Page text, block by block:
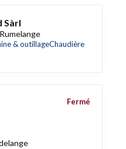
Sàrl
& outillageChaudière
Fermé